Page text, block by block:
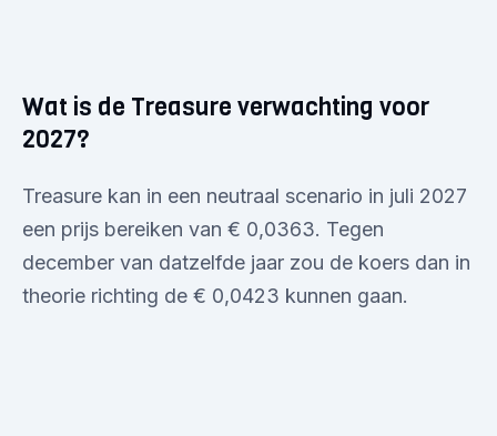
Wat is de Treasure verwachting voor
2027?
Treasure kan in een neutraal scenario in juli 2027
een prijs bereiken van € 0,0363. Tegen
december van datzelfde jaar zou de koers dan in
theorie richting de € 0,0423 kunnen gaan.